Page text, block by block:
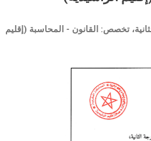
متصرفين من الدرجة الثانية، تخصص: القانون - المحاسبة (إقليم